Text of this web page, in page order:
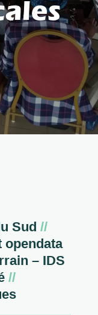
Sud //
opendata
– IDS
//